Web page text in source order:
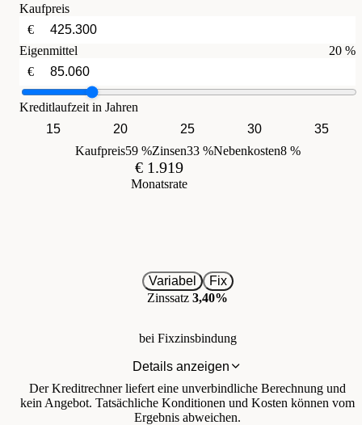
Kaufpreis
€
Eigenmittel
20 %
€
Kreditlaufzeit in Jahren
15
20 25 30
35
Kaufpreis59 %Zinsen33 %Nebenkosten8 %
€ 1.919
Monatsrate
Variabel
Fix
Zinssatz 3,40%
bei Fixzinsbindung
Details anzeigen
Der Kreditrechner liefert eine unverbindliche Berechnung und
kein Angebot. Tatsächliche Konditionen und Kosten können vom
Ergebnis abweichen.